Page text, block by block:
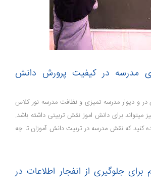
مدرسه در کیفیت پرورش دانش
و دیوار مدرسه تمیزی و نظافت مدرسه نور کلاس
برای دانش اموز نقش تربیتی داشته باشد.
کنید که نقش مدرسه در تربیت دانش آموزان تا چه
برای جلوگیری از انفجار اطلاعات در